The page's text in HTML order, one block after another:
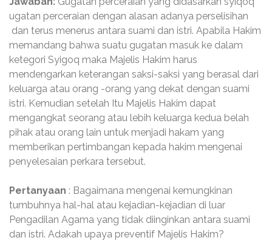
ugatan perceraian dengan alasan adanya perselisihan
dan terus menerus antara suami dan istri. Apabila Hakim
memandang bahwa suatu gugatan masuk ke dalam
ketegori Syigoq maka Majelis Hakim harus
mendengarkan keterangan saksi-saksi yang berasal dari
keluarga atau orang -orang yang dekat dengan suami
istri. Kemudian setelah Itu Majelis Hakim dapat
mengangkat seorang atau lebih keluarga kedua belah
pihak atau orang lain untuk menjadi hakam yang
memberikan pertimbangan kepada hakim mengenai
penyelesaian perkara tersebut.
Pertanyaan : Bagaimana mengenai kemungkinan
tumbuhnya hal-hal atau kejadian-kejadian di luar
Pengadilan Agama yang tidak diinginkan antara suami
dan istri. Adakah upaya preventif Majelis Hakim?